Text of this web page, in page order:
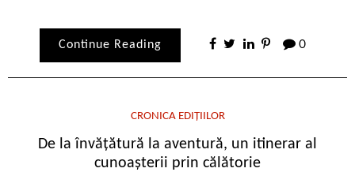
Continue Reading 0
CRONICA EDIȚIILOR
De la învățătură la aventură, un itinerar al
cunoașterii prin călătorie